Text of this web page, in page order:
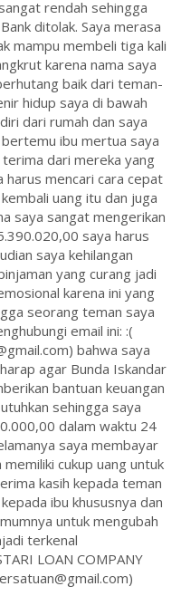
rendah sehingga
ditolak. Saya merasa
mampu membeli tiga kali
karena nama saya
baik dari teman-
hidup saya di bawah
dari rumah dan saya
ibu mertua saya
dari mereka yang
harus mencari cara cepat
uang itu dan juga
saya sangat mengerikan
saya harus
saya kehilangan
yang curang jadi
karena ini yang
seorang teman saya
email ini: :(
bahwa saya
agar Bunda Iskandar
bantuan keuangan
sehingga saya
dalam waktu 24
saya membayar
cukup uang untuk
kasih kepada teman
ibu khususnya dan
untuk mengubah
terkenal
LOAN COMPANY